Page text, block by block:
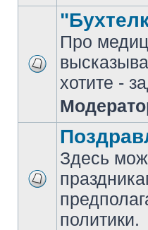
Про
хотите -
Здесь
политики.